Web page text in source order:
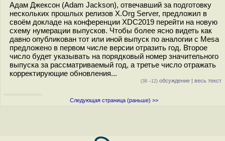
Адам Джексон (Adam Jackson), отвечавший за подготовку
нескольких прошлых релизов X.Org Server, предложил в
своём докладе на конференции XDC2019 перейти на новую
схему нумерации выпусков. Чтобы более ясно видеть как
давно опубликован тот или иной выпуск по аналогии с Mesa
предложено в первом числе версии отразить год. Второе
число будет указывать на порядковый номер значительного
выпуска за рассматриваемый год, а третье число отражать
корректирующие обновления...
(38 –12) обсуждение | весь текст
Следующая страница (раньше) >>